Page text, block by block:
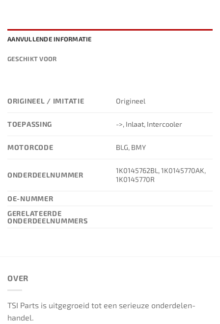
AANVULLENDE INFORMATIE
GESCHIKT VOOR
ORIGINEEL / IMITATIE Origineel
TOEPASSING ->, Inlaat, Intercooler
MOTORCODE BLG, BMY
ONDERDEELNUMMER
1K0145762BL, 1K0145770AK,
1K0145770R
OE-NUMMER
GERELATEERDE
ONDERDEELNUMMERS
OVER
TSI Parts is uitgegroeid tot een serieuze onderdelen-
handel.